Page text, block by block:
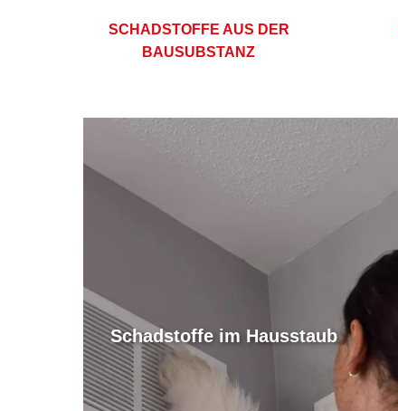
SCHADSTOFFE AUS DER
BAUSUBSTANZ
Schadstoffe im Hausstaub